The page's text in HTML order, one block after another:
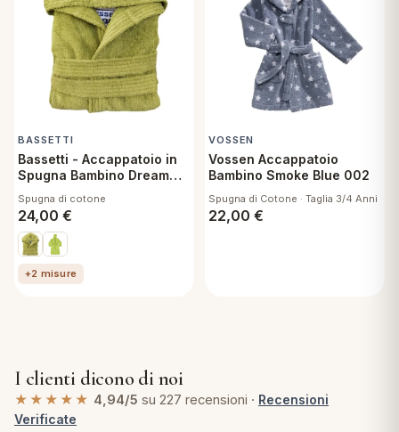
BASSETTI
Bassetti - Accappatoio in
Spugna Bambino Dream
Spugna di cotone
24,00 €
+2 misure
VOSSEN
Vossen Accappatoio
Bambino Smoke Blue 002
Spugna di Cotone · Taglia 3/4 Anni
22,00 €
I clienti dicono di noi
★★★★★ 4,94/5 su 227 recensioni · Recensioni
Verificate